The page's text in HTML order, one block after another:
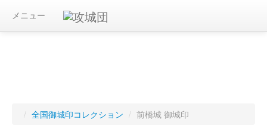
メニュー
/ 全国御城印コレクション / 前橋城 御城印